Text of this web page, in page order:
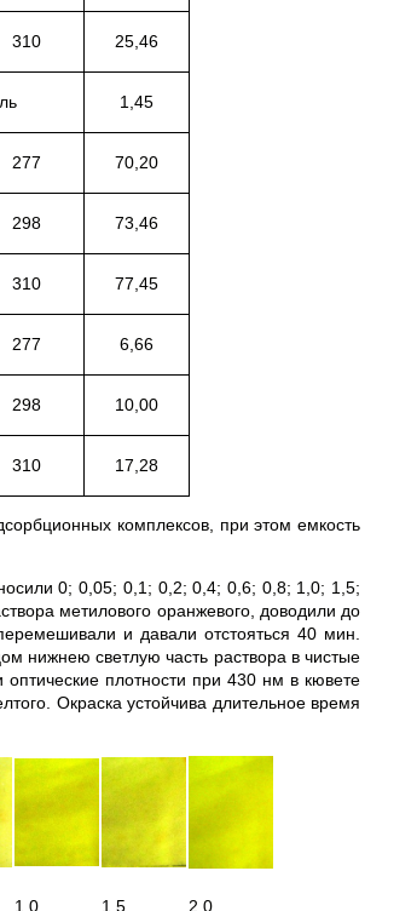
310 25,46
1,45
277 70,20
298 73,46
310 77,45
277 6,66
298 10,00
310 17,28
комплексов, при этом емкость
0; 0,05; 0,1; 0,2; 0,4; 0,6; 0,8; 1,0; 1,5;
метилового оранжевого, доводили до
и давали отстояться 40 мин.
нижнею светлую часть раствора в чистые
плотности при 430 нм в кювете
Окраска устойчива длительное время
1,0 1,5 2,0